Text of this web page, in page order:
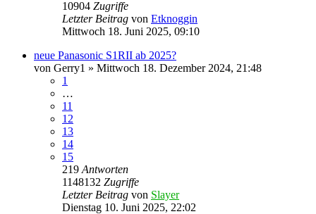
10904 Zugriffe
Letzter Beitrag von Etknoggin
Mittwoch 18. Juni 2025, 09:10
neue Panasonic S1RII ab 2025?
von Gerry1 » Mittwoch 18. Dezember 2024, 21:48
1
…
11
12
13
14
15
219 Antworten
1148132 Zugriffe
Letzter Beitrag von Slayer
Dienstag 10. Juni 2025, 22:02